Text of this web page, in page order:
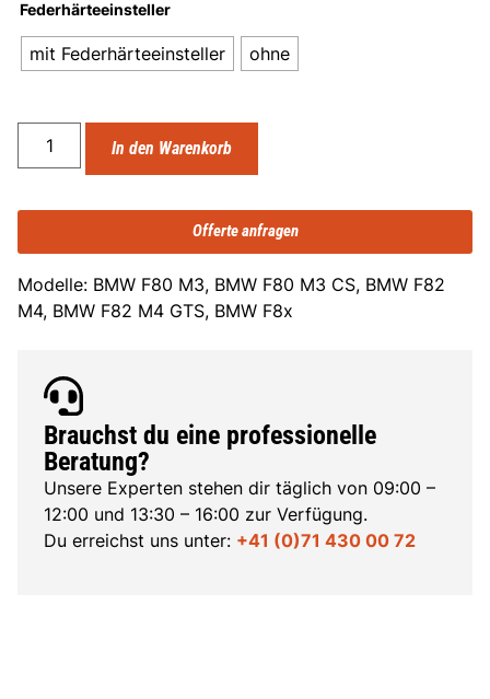
Federhärteeinsteller
mit Federhärteeinsteller ohne
In den Warenkorb
Offerte anfragen
Modelle: BMW F80 M3, BMW F80 M3 CS, BMW F82
M4, BMW F82 M4 GTS, BMW F8x
Brauchst du eine professionelle
Beratung?
Unsere Experten stehen dir täglich von 09:00 –
12:00 und 13:30 – 16:00 zur Verfügung.
Du erreichst uns unter: +41 (0)71 430 00 72